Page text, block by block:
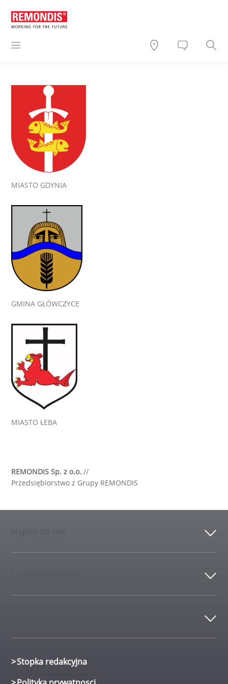
MIASTO GDYNIA
GMINA GŁÓWCZYCE
MIASTO ŁEBA
REMONDIS Sp. z o.o. //
Przedsiębiorstwo z Grupy REMONDIS
Stopka redakcyjna